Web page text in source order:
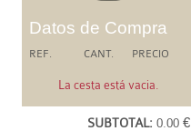
Datos de Compra
REF. CANT. PRECIO
La cesta está vacia.
SUBTOTAL: 0.00 €